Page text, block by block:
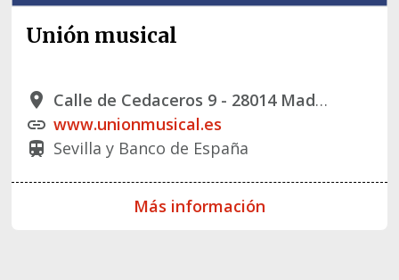
Unión musical
place
Calle de Cedaceros 9 - 28014 Madrid
link www.unionmusical.es
train Sevilla y Banco de España
Más información